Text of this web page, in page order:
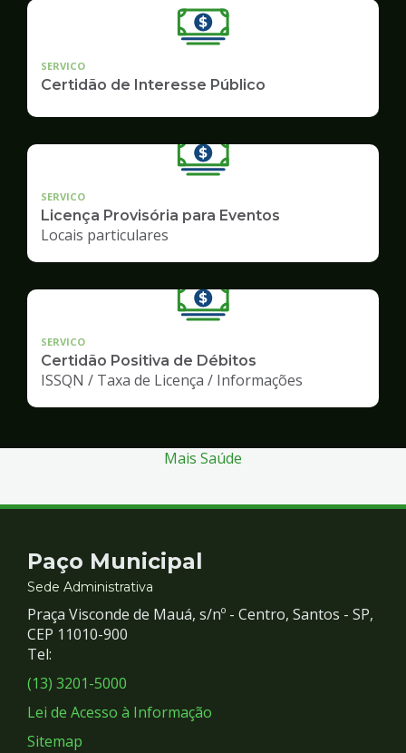
SERVICO
Certidão de Interesse Público
SERVICO
Licença Provisória para Eventos
Locais particulares
SERVICO
Certidão Positiva de Débitos
ISSQN / Taxa de Licença / Informações
Mais Saúde
Contato
e
Redes
Sociais
Paço Municipal
Sede Administrativa
Praça Visconde de Mauá, s/nº - Centro, Santos - SP,
CEP 11010-900
Tel:
(13) 3201-5000
Lei de Acesso à Informação
Sitemap